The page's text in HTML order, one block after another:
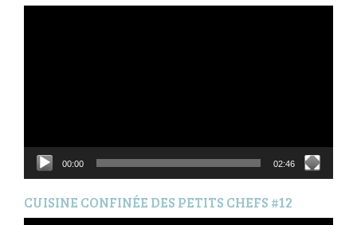
00:00 02:46
CUISINE CONFINÉE DES PETITS CHEFS #12